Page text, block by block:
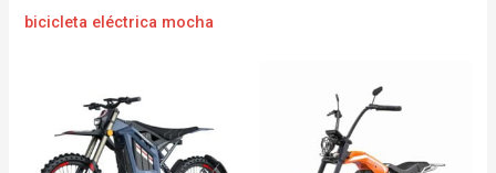
bicicleta eléctrica mocha